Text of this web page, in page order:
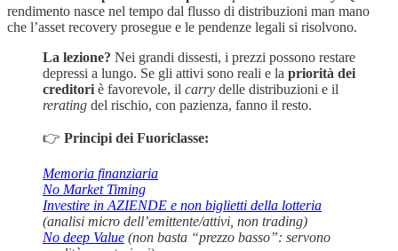
rendimento nasce nel tempo dal flusso di distribuzioni man mano
che l’asset recovery prosegue e le pendenze legali si risolvono.
La lezione? Nei grandi dissesti, i prezzi possono restare
depressi a lungo. Se gli attivi sono reali e la priorità dei
creditori è favorevole, il carry delle distribuzioni e il
rerating del rischio, con pazienza, fanno il resto.
👉 Principi dei Fuoriclasse:
Memoria finanziaria
No Market Timing
Investire in AZIENDE e non biglietti della lotteria
(analisi micro dell’emittente/attivi, non trading)
No deep Value (non basta “prezzo basso”: servono